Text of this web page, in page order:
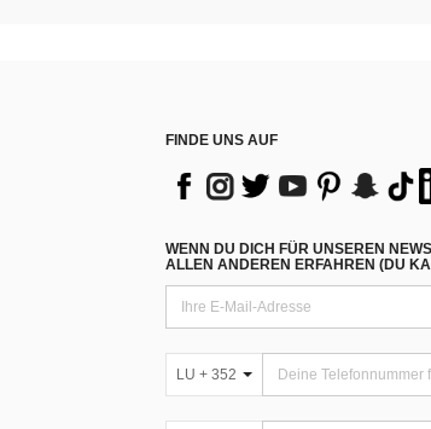
FINDE UNS AUF
WENN DU DICH FÜR UNSEREN
ALLEN ANDEREN ERFAHREN (DU
LU + 352